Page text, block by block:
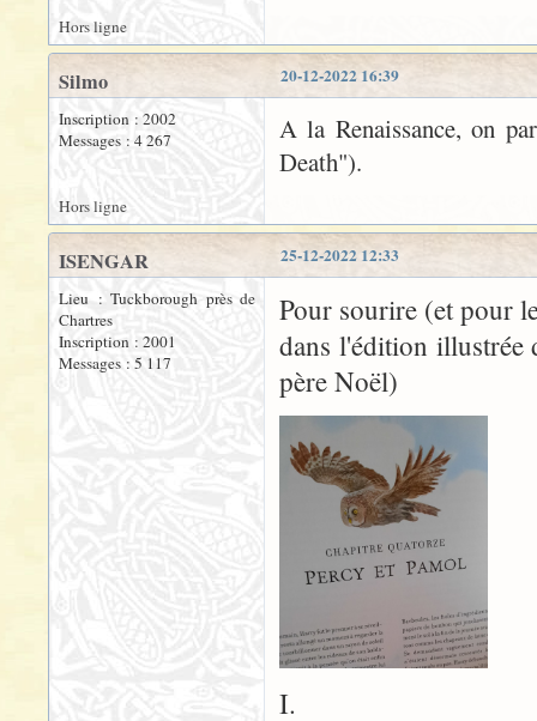
Hors ligne
20-12-2022 16:39
Silmo
Inscription : 2002
Messages : 4 267
A la Renaissance, on
Death").
Hors ligne
25-12-2022 12:33
ISENGAR
Lieu : Tuckborough près de
Chartres
Inscription : 2001
Messages : 5 117
Pour sourire (et pour
dans l'édition
père Noël)
I.